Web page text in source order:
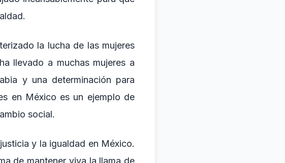
la lucha de las mujeres
llevado a muchas mujeres a
y una determinación para
en México es un ejemplo de
social.
y la igualdad en México.
de mantener viva la llama de